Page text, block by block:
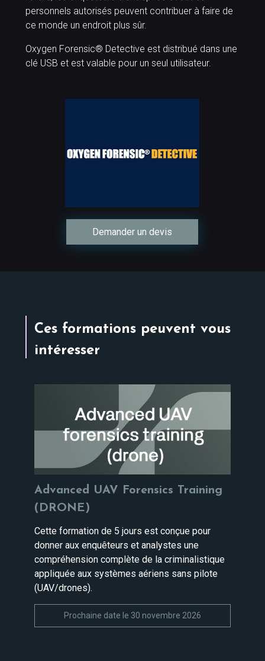
personnels autorisés peuvent contribuer à faire de
ce monde un endroit plus sûr.
Oxygen Forensic® Detective est distribué dans une
clé USB et est valable pour un seul utilisateur.
Demander un devis
Ces formations peuvent vous
intéresser
Advanced UAV Forensics Training
(DRONE)
Cette formation de 5 jours est conçue pour
donner aux enquêteurs et analystes une
compréhension complète de la criminalistique
appliquée aux systèmes aériens sans pilote
(UAV/drones).
Prochaine date le 30 novembre 2026